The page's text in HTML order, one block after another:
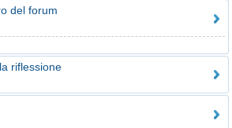
del forum
riflessione